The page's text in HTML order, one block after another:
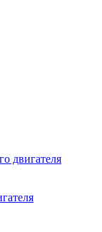
двигателя